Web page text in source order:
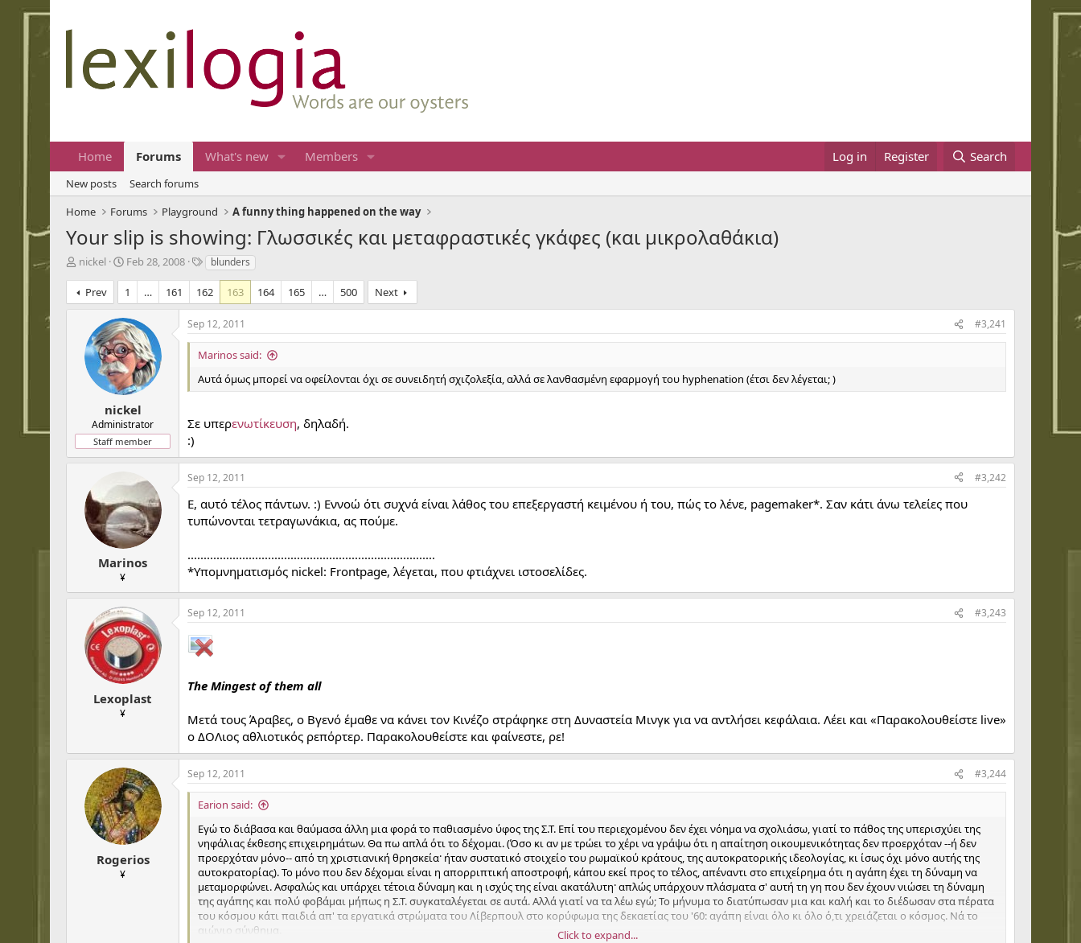
Home Forums What's new Members Log in Register Search
New posts
Search forums
Home
Forums Playground A funny thing happened on the way
Your slip is showing: Γλωσσικές και μεταφραστικές γκάφες (και μικρολαθάκια)
T
r
e
r
nickel
S
a
r
t
d
a
t
e
Feb 28, 2008
T
g
s
blunders
Prev 1 … 161 162 163 164 165 … 500 Next
nickel
Administrator
Staff member
Sep 12, 2011 #3,241
Marinos said:
Αυτά όμως μπορεί να οφείλονται όχι σε συνειδητή σχιζολεξία, αλλά σε λανθασμένη εφαρμογή του hyphenation (έτσι δεν λέγεται; )
Σε υπερενωτίκευση, δηλαδή.
:)
Marinos
¥
Sep 12, 2011 #3,242
Ε, αυτό τέλος πάντων. :) Εννοώ ότι συχνά είναι λάθος του επεξεργαστή κειμένου ή του, πώς το λένε, pagemaker*. Σαν κάτι άνω τελείες που
τυπώνονται τετραγωνάκια, ας πούμε.
.............................................................................
*Υπομνηματισμός nickel: Frontpage, λέγεται, που φτιάχνει ιστοσελίδες.
Lexoplast
¥
Sep 12, 2011 #3,243
The Mingest of them all
Μετά τους Άραβες, ο Βγενό έμαθε να κάνει τον Κινέζο στράφηκε στη Δυναστεία Μινγκ για να αντλήσει κεφάλαια. Λέει και «Παρακολουθείστε live»
ο ΔΟΛιος αθλιοτικός ρεπόρτερ. Παρακολουθείστε και φαίνεστε, ρε!
Rogerios
¥
Sep 12, 2011 #3,244
Earion said:
Εγώ το διάβασα και θαύμασα άλλη μια φορά το παθιασμένο ύφος της Σ.Τ. Επί του περιεχομένου δεν έχει νόημα να σχολιάσω, γιατί το πάθος της υπερισχύει της
νηφάλιας έκθεσης επιχειρημάτων. Θα πω απλά ότι το δέχομαι. (Όσο κι αν με τρώει το χέρι να γράψω ότι η απαίτηση οικουμενικότητας δεν προερχόταν --ή δεν
προερχόταν μόνο-- από τη χριστιανική θρησκεία· ήταν συστατικό στοιχείο του ρωμαϊκού κράτους, της αυτοκρατορικής ιδεολογίας, κι ίσως όχι μόνο αυτής της
αυτοκρατορίας). Το μόνο που δεν δέχομαι είναι η απορριπτική αποστροφή, κάπου εκεί προς το τέλος, απέναντι στο επιχείρημα ότι η αγάπη έχει τη δύναμη να
μεταμορφώνει. Ασφαλώς και υπάρχει τέτοια δύναμη και η ισχύς της είναι ακατάλυτη· απλώς υπάρχουν πλάσματα σ' αυτή τη γη που δεν έχουν νιώσει τη δύναμη
της αγάπης και πολύ φοβάμαι μήπως η Σ.Τ. συγκαταλέγεται σε αυτά. Αλλά γιατί να τα λέω εγώ; Το μήνυμα το διατύπωσαν μια και καλή και το διέδωσαν στα πέρατα
του κόσμου κάτι παιδιά απ' τα εργατικά στρώματα του Λίβερπουλ στο κορύφωμα της δεκαετίας του '60: αγάπη είναι όλο κι όλο ό,τι χρειάζεται ο κόσμος. Νά το
αιώνιο σύνθημα.
Click to expand...